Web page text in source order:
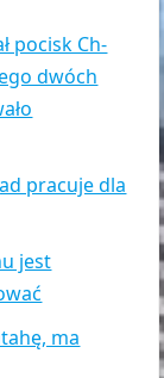
pocisk Ch-
dwóch
pracuje dla
jest
ma